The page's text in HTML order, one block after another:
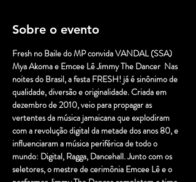
Sobre o evento
Fresh no Baile do MP convida VANDAL (SSA)
Mya Akoma e Emcee Lê Jimmy The Dancer  Nas
noites do Brasil, a festa FRESH! já é sinônimo de
qualidade, diversão e originalidade. Criada em
dezembro de 2010, veio para propagar as
vertentes da música jamaicana que explodiram
com a revolução digital da metade dos anos 80, e
influenciaram a música periférica de todo o
mundo: Digital, Ragga, Dancehall. Junto com os
seletores, o mestre de cerimônia Emcee Lê e o